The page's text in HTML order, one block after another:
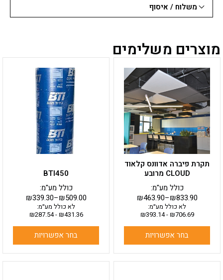
משלוח / איסוף
מוצרים משלימים
תקרת פיברה אדוונס קלאוד
CLOUD מרובע
₪463.90–₪833.90
כולל מע"מ:
לא כולל מע״מ:
₪706.69
-
₪393.14
בחר אפשרויות
זה
מספר
סוגים.
ניתן
לבחור
את
האפשרויות
בעמוד
המוצר
BTI450
₪339.30–₪509.00
כולל מע"מ:
לא כולל מע״מ:
₪431.36
-
₪287.54
בחר אפשרויות
זה
יש
מספר
סוגים.
ניתן
לבחור
את
האפשרויות
בעמוד